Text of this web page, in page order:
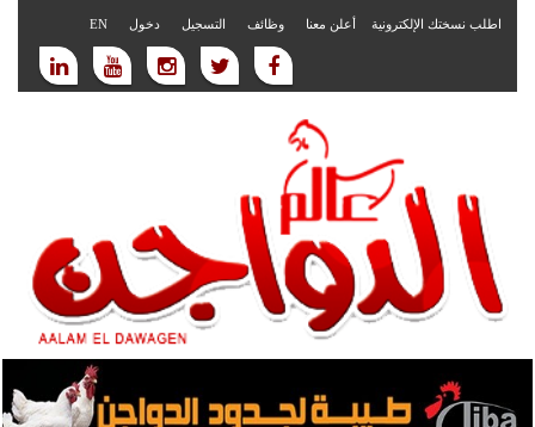
اطلب نسختك الإلكترونية أعلن معنا وظائف التسجيل دخول EN